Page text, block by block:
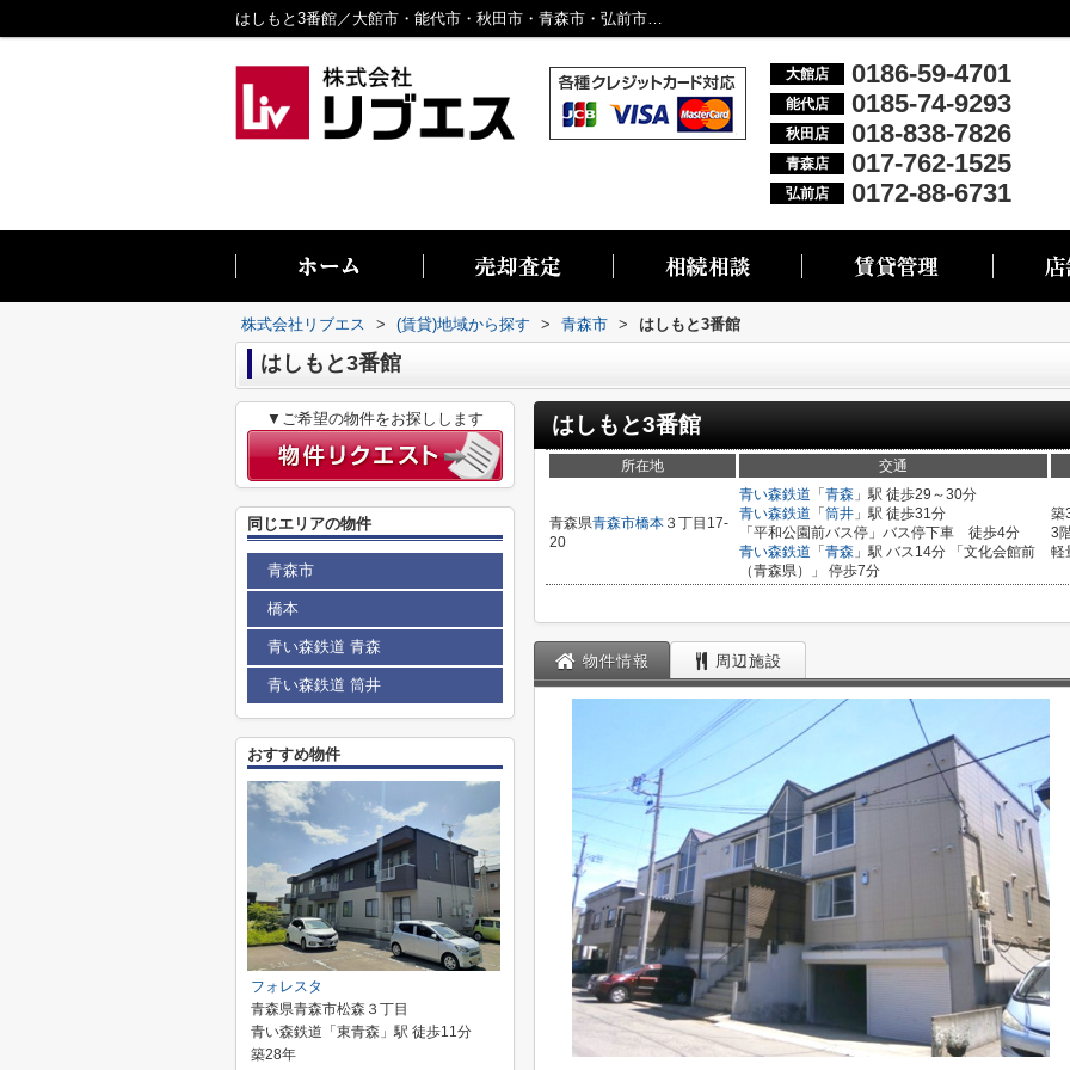
はしもと3番館／大館市・能代市・秋田市・青森市・弘前市の不動産情報なら株式会社リブエス
大館店 0186-59-4701
能代店 0185-74-9293
秋田店 018-838-7826
青森店 017-762-1525
弘前店 0172-88-6731
株式会社リブエス > (賃貸)地域から探す > 青森市 > はしもと3番館
はしもと3番館
はしもと3番館
所在地 交通
青森県青森市橋本 ３丁目17-
20
青い森鉄道 「 青森 」駅 徒歩29～30分
青い森鉄道 「 筒井 」駅 徒歩31分
「平和公園前バス停」バス停下車 徒歩4分
青い森鉄道 「 青森 」駅 バス14分 「文化会館前
（青森県）」 停歩7分
築
3
軽
物件情報 周辺施設
▼ご希望の物件をお探しします
同じエリアの物件
青森市
橋本
青い森鉄道 青森
青い森鉄道 筒井
おすすめ物件
フォレスタ
青森県青森市松森３丁目
青い森鉄道「東青森」駅 徒歩11分
築28年